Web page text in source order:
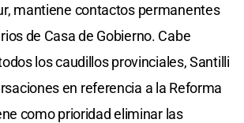
mantiene contactos permanentes
de Casa de Gobierno. Cabe
los caudillos provinciales, Santilli
en referencia a la Reforma
como prioridad eliminar las